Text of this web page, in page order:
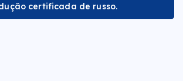
certificada de russo.